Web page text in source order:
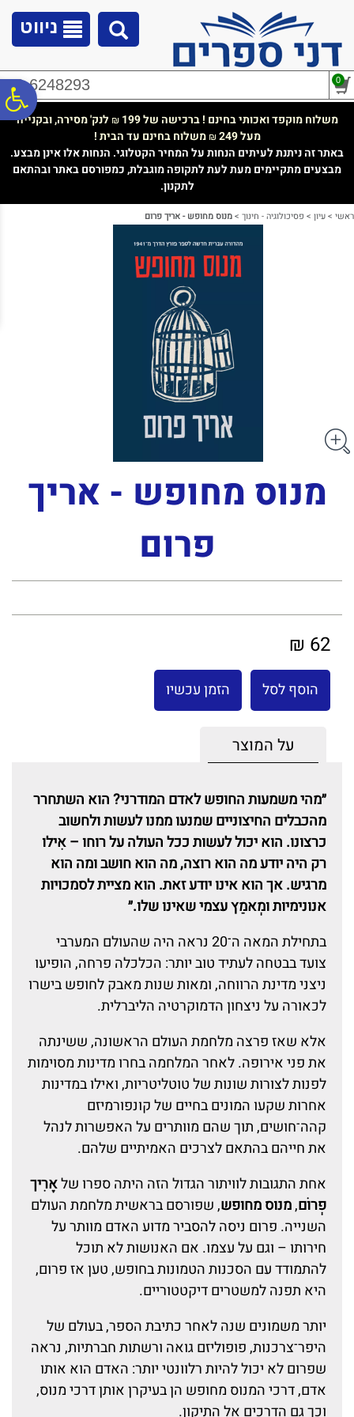
נגישות
ניווט
02-6248293 0
משלוח מוקפד ואכותי בחינם ! ברכישה של 199 ₪ לנק' מסירה, ובקנייה
מעל 249
₪משלוח בחינם עד הבית !
באתר זה ניתנת לעיתים הנחות על המחיר הקטלוגי. הנחות אלו אינן מבצע.
מבצעים מתקיימים מעת לעת לתקופה מוגבלת, כמפורסם באתר ובהתאם
לתקנון.
ראשי >עיון > פסיכולוגיה - חינוך >מנוס מחופש - אריך פרום
מנוס מחופש - אריך
פרום
62 ₪
הוסף לסל הזמן עכשיו
על המוצר
״מהי משמעות החופש לאדם המודרני? הוא השתחרר
מהכבלים החיצוניים שמנעו ממנו לעשות ולחשוב
כרצונו. הוא יכול לעשות ככל העולה על רוחו – אִילו
רק היה יודע מה הוא רוצה, מה הוא חושב ומה הוא
מרגיש. אך הוא אינו יודע זאת. הוא מציית לסמכויות
אנונימיות ומְאמֵץ עצמי שאינו שלו.״
בתחילת המאה ה־20 נראה היה שהעולם המערבי
צועד בבטחה לעתיד טוב יותר: הכלכלה פרחה, הופיעו
ניצני מדינת הרווחה, ומאות שנות מאבק לחופש בישרו
לכאורה על ניצחון הדמוקרטיה הליברלית.
אלא שאז פרצה מלחמת העולם הראשונה, ששינתה
את פני אירופה. לאחר המלחמה בחרו מדינות מסוימות
לפנות לצורות שונות של טוטליטריות, ואילו במדינות
אחרות שקעו המונים בחיים של קונפורמיזם
קהה־חושים, תוך שהם מוותרים על האפשרות לנהל
את חייהם בהתאם לצרכים האמיתיים שלהם.
אחת התגובות לוויתור הגדול הזה היתה ספרו שלאֶרִיך
פְרוֹם,מנוס מחופש, שפורסם בראשית מלחמת העולם
השנייה. פרום ניסה להסביר מדוע האדם מוותר על
חירותו – וגם על עצמו. אם האנושות לא תוכל
להתמודד עם הסכנות הטמונות בחופש, טען אז פרום,
היא תפנה למשטרים דיקטטוריים.
יותר משמונים שנה לאחר כתיבת הספר, בעולם של
היפר־צרכנות, פופוליזם גואה ורשתות חברתיות, נראה
שפרום לא יכול להיות רלוונטי יותר: האדם הוא אותו
אדם, דרכי המנוס מחופש הן בעיקרן אותן דרכי מנוס,
וכך גם הדרכים אל התיקון.